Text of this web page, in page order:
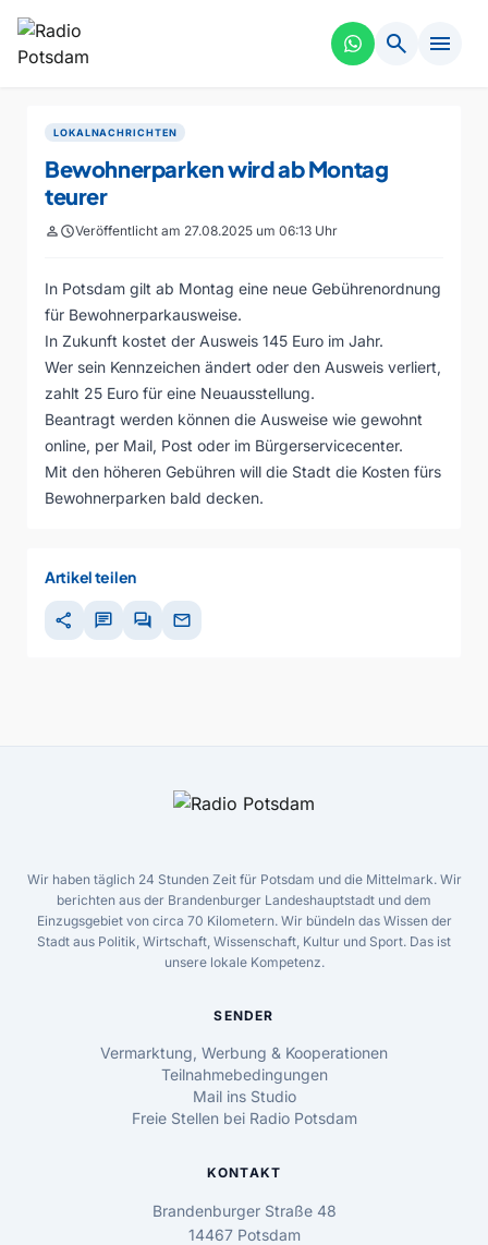
search menu
LOKALNACHRICHTEN
Bewohnerparken wird ab Montag
teurer
personscheduleVeröffentlicht am 27.08.2025 um 06:13 Uhr
In Potsdam gilt ab Montag eine neue Gebührenordnung
für Bewohnerparkausweise.
In Zukunft kostet der Ausweis 145 Euro im Jahr.
Wer sein Kennzeichen ändert oder den Ausweis verliert,
zahlt 25 Euro für eine Neuausstellung.
Beantragt werden können die Ausweise wie gewohnt
online, per Mail, Post oder im Bürgerservicecenter.
Mit den höheren Gebühren will die Stadt die Kosten fürs
Bewohnerparken bald decken.
Artikel teilen
share chat forum mail
Wir haben täglich 24 Stunden Zeit für Potsdam und die Mittelmark. Wir
berichten aus der Brandenburger Landeshauptstadt und dem
Einzugsgebiet von circa 70 Kilometern. Wir bündeln das Wissen der
Stadt aus Politik, Wirtschaft, Wissenschaft, Kultur und Sport. Das ist
unsere lokale Kompetenz.
SENDER
Vermarktung, Werbung & Kooperationen
Teilnahmebedingungen
Mail ins Studio
Freie Stellen bei Radio Potsdam
KONTAKT
Brandenburger Straße 48
14467 Potsdam